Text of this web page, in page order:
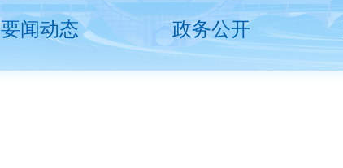
要闻动态 政务公开